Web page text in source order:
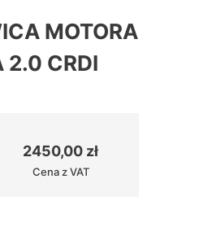
MOTORA
2.0 CRDI
2450,00 zł
Cena z VAT